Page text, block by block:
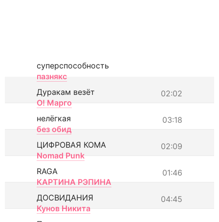
суперспособность
пазнякс
02:02
Дуракам везёт
О! Марго
03:18
нелёгкая
без обид
02:09
ЦИФРОВАЯ КОМА
Nomad Punk
01:46
RAGA
КАРТИНА РЭПИНА
04:45
ДОСВИДАНИЯ
Кунов Никита